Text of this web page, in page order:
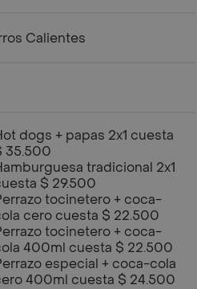
Calientes
dogs + papas 2x1 cuesta
35.500
tradicional 2x1
$ 29.500
tocinetero + coca-
cero cuesta $ 22.500
tocinetero + coca-
400ml cuesta $ 22.500
especial + coca-cola
400ml cuesta $ 24.500